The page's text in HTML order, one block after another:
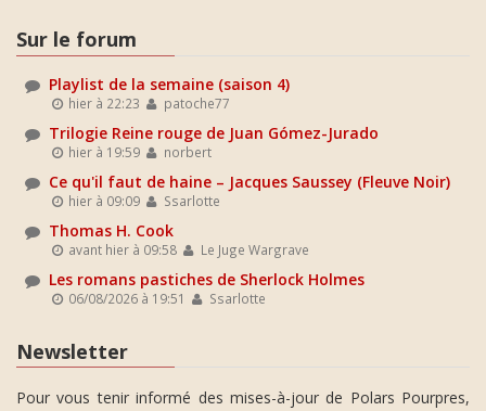
Sur le forum
Playlist de la semaine (saison 4)
hier à 22:23 patoche77
Trilogie Reine rouge de Juan Gómez-Jurado
hier à 19:59 norbert
Ce qu'il faut de haine – Jacques Saussey (Fleuve Noir)
hier à 09:09 Ssarlotte
Thomas H. Cook
avant hier à 09:58 Le Juge Wargrave
Les romans pastiches de Sherlock Holmes
06/08/2026 à 19:51 Ssarlotte
Newsletter
Pour vous tenir informé des mises-à-jour de Polars Pourpres,